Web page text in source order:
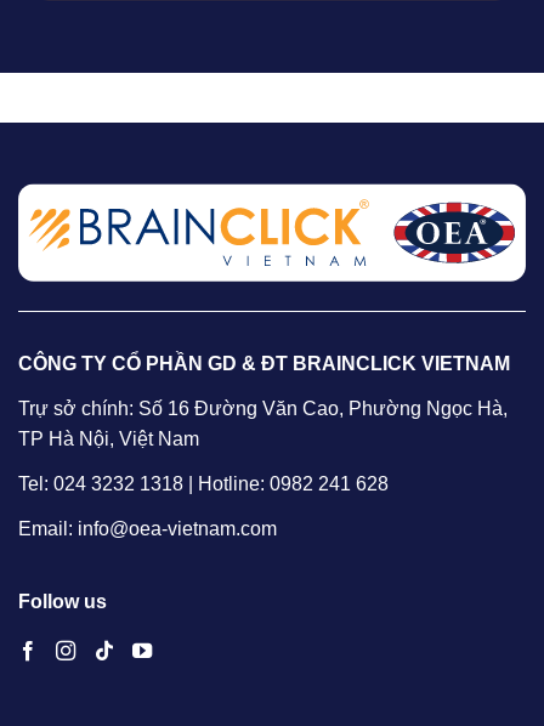
CÔNG TY CỔ PHẦN GD & ĐT BRAINCLICK VIETNAM
Trự sở chính: Số 16 Đường Văn Cao, Phường Ngọc Hà,
TP Hà Nội, Việt Nam
Tel: 024 3232 1318 | Hotline: 0982 241 628
Email: info@oea-vietnam.com
Follow us